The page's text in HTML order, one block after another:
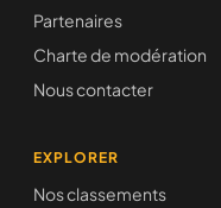
Partenaires
Charte de modération
Nous contacter
EXPLORER
Nos classements